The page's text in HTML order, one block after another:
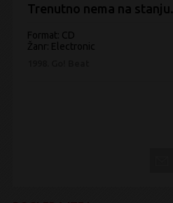
Trenutno nema na stanju.
Format: CD
Žanr: Electronic